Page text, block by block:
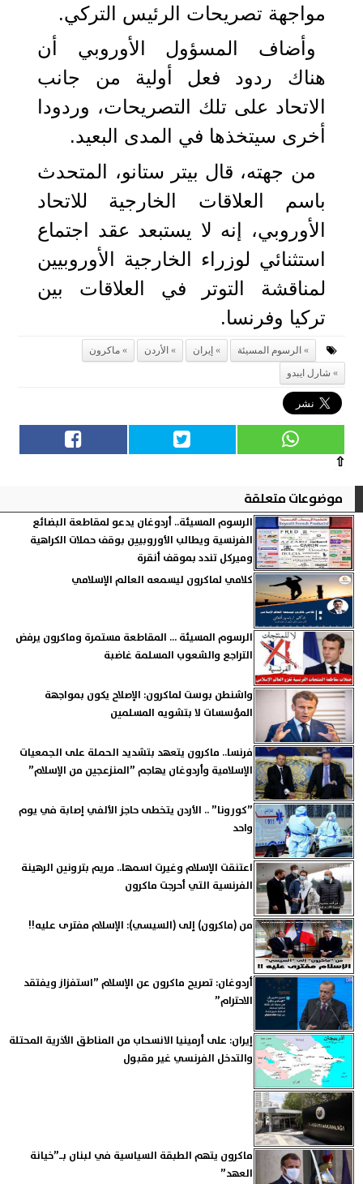
مواجهة تصريحات الرئيس التركي.
وأضاف المسؤول الأوروبي أن
هناك ردود فعل أولية من جانب
الاتحاد على تلك التصريحات، وردودا
أخرى سيتخذها في المدى البعيد.
من جهته، قال بيتر ستانو، المتحدث
باسم العلاقات الخارجية للاتحاد
الأوروبي، إنه لا يستبعد عقد اجتماع
استثنائي لوزراء الخارجية الأوروبيين
لمناقشة التوتر في العلاقات بين
تركيا وفرنسا.
الرسوم المسيئة إيران الأردن
ماكرون
شارل ايبدو
⇧
موضوعات متعلقة
الرسوم المسيئة.. أردوغان يدعو لمقاطعة البضائع
الفرنسية ويطالب الأوروبيين بوقف حملات الكراهية
وميركل تندد بموقف أنقرة
كلامي لماكرون ليسمعه العالم الإسلامي
الرسوم المسيئة ... المقاطعة مستمرة وماكرون يرفض
التراجع والشعوب المسلمة غاضبة
واشنطن بوست لماكرون: الإصلاح يكون بمواجهة
المؤسسات لا بتشويه المسلمين
فرنسا.. ماكرون يتعهد بتشديد الحملة على الجمعيات
الإسلامية وأردوغان يهاجم ”المنزعجين من الإسلام”
”كورونا” .. الأردن يتخطى حاجز الألفي إصابة في يوم
واحد
اعتنقت الإسلام وغيرت اسمها.. مريم بترونين الرهينة
الفرنسية التي أحرجت ماكرون
من (ماكرون) إلى (السيسي): الإسلام مفترى عليه!!
أردوغان: تصريح ماكرون عن الإسلام ”استفزاز ويفتقد
الاحترام”
إيران: على أرمينيا الانسحاب من المناطق الأذرية المحتلة
والتدخل الفرنسي غير مقبول
ماكرون يتهم الطبقة السياسية في لبنان بـ”خيانة
العهد”